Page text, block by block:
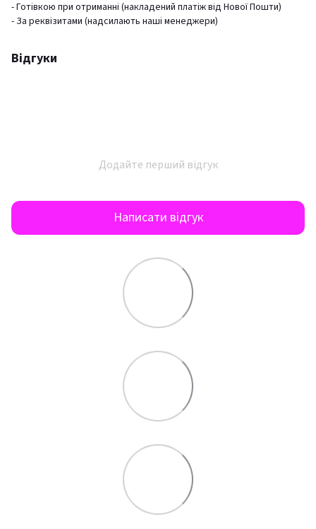
- Готівкою при отриманні (накладений платіж від Нової Пошти)
- За реквізитами (надсилають наші менеджери)
Відгуки
Додайте перший відгук
Написати відгук